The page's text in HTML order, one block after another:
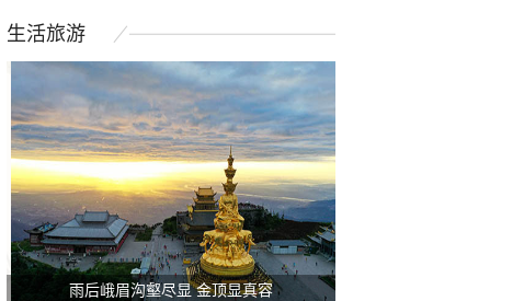
生活旅游
雨后峨眉沟壑尽显 金顶显真容